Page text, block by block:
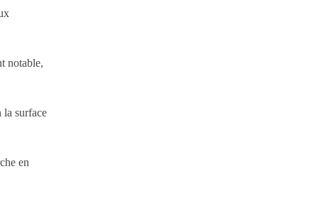
notable,
la surface
en